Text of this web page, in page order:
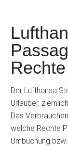
Rechte
Der Lufthansa
Urlauber,
Das
welche Rechte
Umbuchung